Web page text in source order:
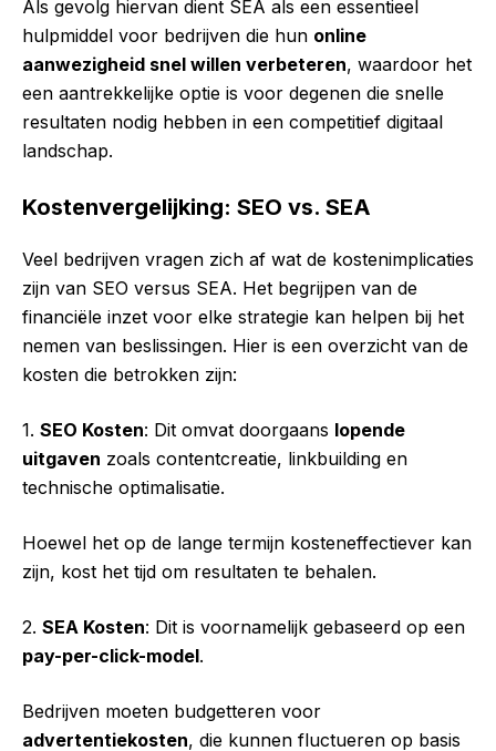
Als gevolg hiervan dient SEA als een essentieel
hulpmiddel voor bedrijven die hun online
aanwezigheid snel willen verbeteren, waardoor het
een aantrekkelijke optie is voor degenen die snelle
resultaten nodig hebben in een competitief digitaal
landschap.
Kostenvergelijking: SEO vs. SEA
Veel bedrijven vragen zich af wat de kostenimplicaties
zijn van SEO versus SEA. Het begrijpen van de
financiële inzet voor elke strategie kan helpen bij het
nemen van beslissingen. Hier is een overzicht van de
kosten die betrokken zijn:
1. SEO Kosten: Dit omvat doorgaans lopende
uitgaven zoals contentcreatie, linkbuilding en
technische optimalisatie.
Hoewel het op de lange termijn kosteneffectiever kan
zijn, kost het tijd om resultaten te behalen.
2. SEA Kosten: Dit is voornamelijk gebaseerd op een
pay-per-click-model.
Bedrijven moeten budgetteren voor
advertentiekosten, die kunnen fluctueren op basis